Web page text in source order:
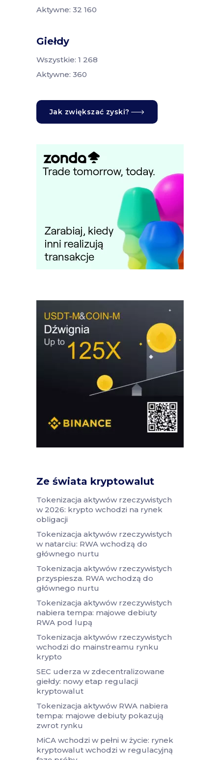
Aktywne: 32 160
Giełdy
Wszystkie: 1 268
Aktywne: 360
Jak zwiększać zyski?
Ze świata kryptowalut
Tokenizacja aktywów rzeczywistych
w 2026: krypto wchodzi na rynek
obligacji
Tokenizacja aktywów rzeczywistych
w natarciu: RWA wchodzą do
głównego nurtu
Tokenizacja aktywów rzeczywistych
przyspiesza. RWA wchodzą do
głównego nurtu
Tokenizacja aktywów rzeczywistych
nabiera tempa: majowe debiuty
RWA pod lupą
Tokenizacja aktywów rzeczywistych
wchodzi do mainstreamu rynku
krypto
SEC uderza w zdecentralizowane
giełdy: nowy etap regulacji
kryptowalut
Tokenizacja aktywów RWA nabiera
tempa: majowe debiuty pokazują
zwrot rynku
MiCA wchodzi w pełni w życie: rynek
kryptowalut wchodzi w regulacyjną